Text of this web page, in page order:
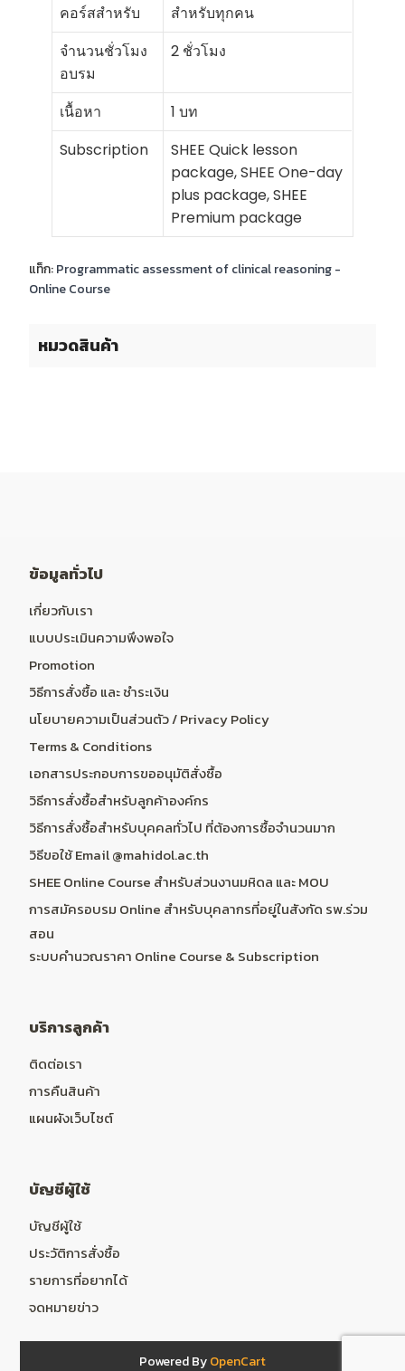
หมวดสินค้า
คอร์สสำหรับ
สำหรับทุกคน
จำนวนชั่วโมง
อบรม
2 ชั่วโมง
เนื้อหา
1 บท
Subscription
SHEE Quick lesson
package, SHEE One-day
plus package, SHEE
Premium package
แท็ก:Programmatic assessment of clinical reasoning -
Online Course
ข้อมูลทั่วไป
เกี่ยวกับเรา
แบบประเมินความพึงพอใจ
Promotion
วิธีการสั่งซื้อ และ ชำระเงิน
นโยบายความเป็นส่วนตัว / Privacy Policy
Terms & Conditions
เอกสารประกอบการขออนุมัติสั่งซื้อ
วิธีการสั่งซื้อสำหรับลูกค้าองค์กร
วิธีการสั่งซื้อสำหรับบุคคลทั่วไป ที่ต้องการซื้อจำนวนมาก
วิธีขอใช้ Email @mahidol.ac.th
SHEE Online Course สำหรับส่วนงานมหิดล และ MOU
การสมัครอบรม Online สำหรับบุคลากรที่อยู่ในสังกัด รพ.ร่วม
สอน
ระบบคำนวณราคา Online Course & Subscription
บริการลูกค้า
ติดต่อเรา
การคืนสินค้า
แผนผังเว็บไซต์
บัญชีผู้ใช้
บัญชีผู้ใช้
ประวัติการสั่งซื้อ
รายการที่อยากได้
จดหมายข่าว
Powered ByOpenCart